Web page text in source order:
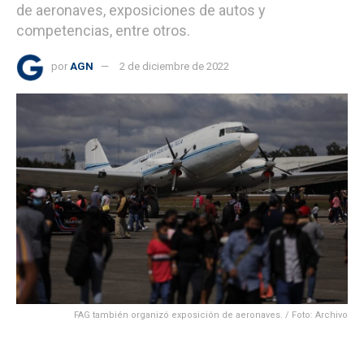
de aeronaves, exposiciones de autos y
competencias, entre otros.
por AGN 2 de diciembre de 2022
FAG también organizó exposición de aeronaves. / Foto: Archivo